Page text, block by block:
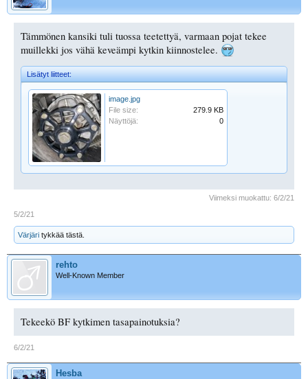
Tämmönen kansiki tuli tuossa teetettyä, varmaan pojat tekee
muillekki jos vähä keveämpi kytkin kiinnostelee.
Lisätyt liitteet:
image.jpg
File size:
279.9 KB
Näyttöjä:
0
Viimeksi muokattu: 6/2/21
5/2/21
Värjäri tykkää tästä.
rehto
Well-Known Member
Tekeekö BF kytkimen tasapainotuksia?
6/2/21
Hesba